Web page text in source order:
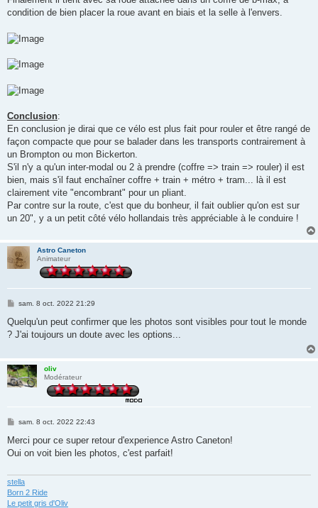
condition de bien placer la roue avant en biais et la selle à l'envers.
Conclusion:
En conclusion je dirai que ce vélo est plus fait pour rouler et être rangé de
façon compacte que pour se balader dans les transports contrairement à
un Brompton ou mon Bickerton.
S'il n'y a qu'un inter-modal ou 2 à prendre (coffre => train => rouler) il est
bien, mais s'il faut enchaîner coffre + train + métro + tram... là il est
clairement vite "encombrant" pour un pliant.
Par contre sur la route, c'est que du bonheur, il fait oublier qu'on est sur
un 20", y a un petit côté vélo hollandais très appréciable à le conduire !
Astro Caneton
Animateur
M
s
a
sam. 8 oct. 2022 21:29
Quelqu'un peut confirmer que les photos sont visibles pour tout le monde
? J'ai toujours un doute avec les options...
oliv
Modérateur
M
s
a
sam. 8 oct. 2022 22:43
Merci pour ce super retour d'experience Astro Caneton!
Oui on voit bien les photos, c'est parfait!
stella
Born 2 Ride
Le petit gris d'Oliv